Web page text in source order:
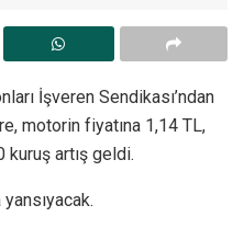
İşveren Sendikası’ndan
motorin fiyatına 1,14 TL,
kuruş artış geldi.